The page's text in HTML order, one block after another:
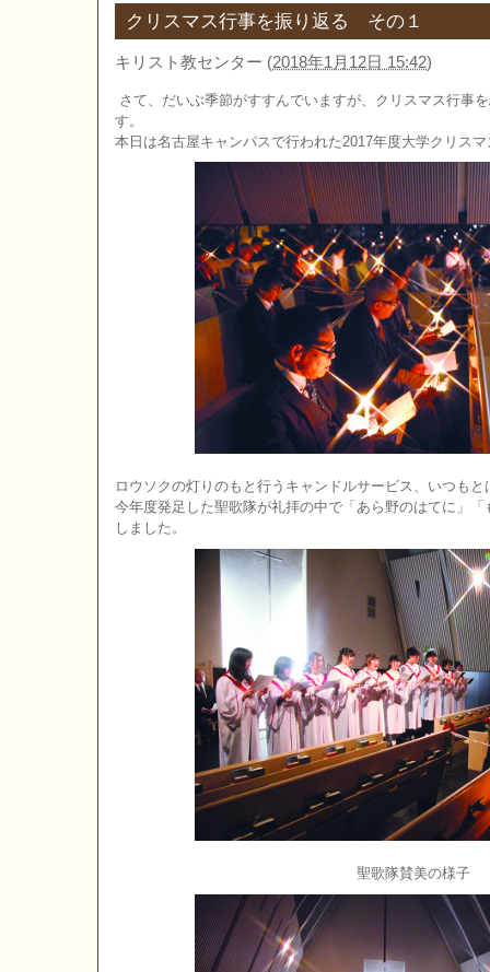
クリスマス行事を振り返る その１
キリスト教センター (2018年1月12日 15:42)
さて、だいぶ季節がすすんでいますが、クリスマス行事
す。
本日は名古屋キャンパスで行われた2017年度大学クリス
ロウソクの灯りのもと行うキャンドルサービス、いつも
今年度発足した聖歌隊が礼拝の中で「あら野のはてに」
しました。
聖歌隊賛美の様子